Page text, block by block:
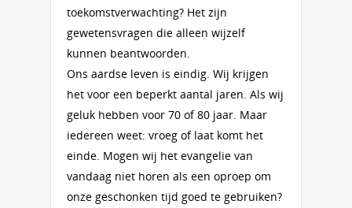
toekomstverwachting? Het zijn
gewetensvragen die alleen wijzelf
kunnen beantwoorden.
Ons aardse leven is eindig. Wij krijgen
het voor een beperkt aantal jaren. Als wij
geluk hebben voor 70 of 80 jaar. Maar
iedereen weet: vroeg of laat komt het
einde. Mogen wij het evangelie van
vandaag niet horen als een oproep om
onze geschonken tijd goed te gebruiken?